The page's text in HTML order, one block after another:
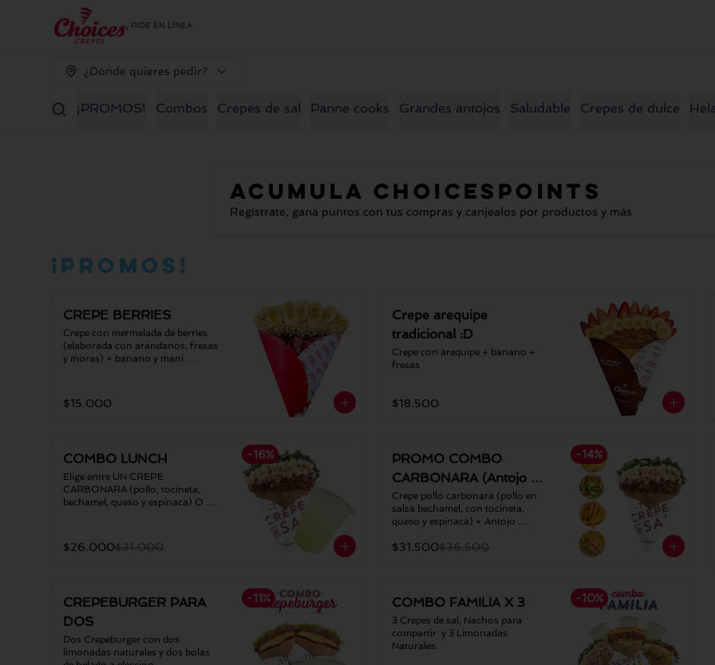
PIDE EN LÍNEA
¿Dónde quieres pedir?
¡PROMOS! Combos Crepes de sal Panne cooks Grandes antojos Saludable Crepes de dulce
Acumula CHOICESPOINTS
Regístrate, gana puntos con tus compras y canjealos por productos y más
¡PROMOS!
CREPE BERRIES
Crepe con mermelada de berries
(elaborada con arándanos, fresas
y moras) + banano y maní
$15.000
Crepe arequipe
tradicional :D
Crepe con arequipe + banano +
fresas
$18.500
-16%
COMBO LUNCH
Elige entre UN CREPE
CARBONARA (pollo, tocineta,
bechamel, queso y espinaca) O UN
cheddar, guacamole, pico de gallo
y nachos triturados) y 1
$26.000$31.000
-14%
PROMO COMBO
CARBONARA (Antojo +
Limonada)
Crepe pollo carbonara (pollo en
salsa bechamel, con tocineta,
queso y espinaca) + Antojo
$31.500$36.500
-11%
CREPEBURGER PARA
DOS
Dos Crepeburger con dos
limonadas naturales y dos bolas
-10%
COMBO FAMILIA X 3
3 Crepes de sal, Nachos para
compartir  y 3 Limonadas
Naturales.